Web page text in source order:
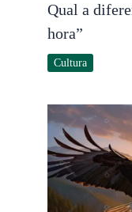
Qual a
hora”
Cultura